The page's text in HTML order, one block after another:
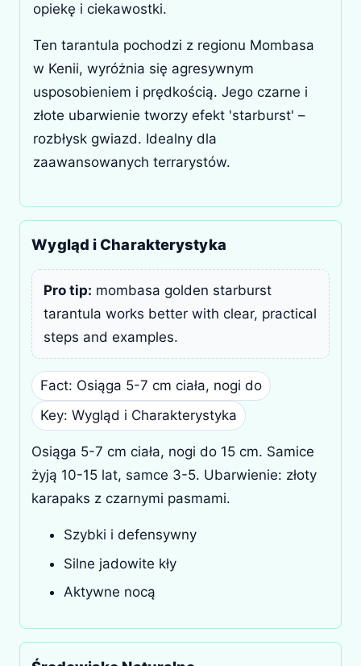
opiekę i ciekawostki.
Ten tarantula pochodzi z regionu Mombasa
w Kenii, wyróżnia się agresywnym
usposobieniem i prędkością. Jego czarne i
złote ubarwienie tworzy efekt 'starburst' –
rozbłysk gwiazd. Idealny dla
zaawansowanych terrarystów.
Wygląd i Charakterystyka
Pro tip: mombasa golden starburst
tarantula works better with clear, practical
steps and examples.
Fact: Osiąga 5-7 cm ciała, nogi do
Key: Wygląd i Charakterystyka
Osiąga 5-7 cm ciała, nogi do 15 cm. Samice
żyją 10-15 lat, samce 3-5. Ubarwienie: złoty
karapaks z czarnymi pasmami.
Szybki i defensywny
Silne jadowite kły
Aktywne nocą